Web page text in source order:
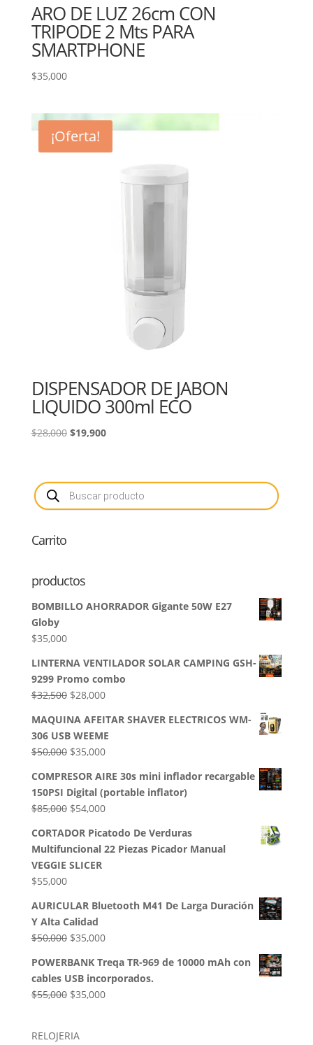
ARO DE LUZ 26cm CON
TRIPODE 2 Mts PARA
SMARTPHONE
$35,000
¡Oferta!
DISPENSADOR DE JABON
LIQUIDO 300ml ECO
$28,000 El
era:
$28,000.
$19,900El
es:
$19,900.
Búsqueda
de
productos
Carrito
productos
BOMBILLO AHORRADOR Gigante 50W E27
Globy
$35,000
LINTERNA VENTILADOR SOLAR CAMPING GSH-
9299 Promo combo
$32,500 El
original
era:
$32,500.
$28,000El
actual
es:
$28,000.
MAQUINA AFEITAR SHAVER ELECTRICOS WM-
306 USB WEEME
$50,000 El
original
era:
$50,000.
$35,000El
actual
es:
$35,000.
COMPRESOR AIRE 30s mini inflador recargable
150PSI Digital (portable inflator)
$85,000 El
original
era:
$85,000.
$54,000El
actual
es:
CORTADOR Picatodo De Verduras
Multifuncional 22 Piezas Picador Manual
VEGGIE SLICER
$55,000
AURICULAR Bluetooth M41 De Larga Duración
Y Alta Calidad
$50,000 El
original
era:
$50,000.
$35,000El
actual
es:
$35,000.
POWERBANK Treqa TR-969 de 10000 mAh con
cables USB incorporados.
$55,000 El
era:
$35,000El
RELOJERIA